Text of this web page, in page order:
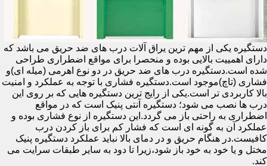
دستگیره یکی از مهم ترین یراق آلات درب های ضد حریق می باشد که
دارای اهمییت بالایی بوده و منحصرا برای مواقع اضطراری طراحی
شده است.دستگیره درب های ضد حریق در دو نوع اهرمی (میله ای)و
فشاری (تاچ)موجود است.دستگیره فشاری با توجه به عملکرد و امنیت
بالا کاربردی تر است.یکی از رایج ترین دستگیره هایی که بر روی این
درب ها نصب می شود؛ دستگیره آنتی پنیک است که در مواقع
اضطراری به راحتی باز می گردد.این دستگیره از نوع فشاری بوده و
عملکرد آن به گونه ای است که فشار کم برای باز کردن درب
کافیست.در هنگام حریق و در دمای بالا نباید عملکرد دستگیره پنیک
مختل و یا خود به خود باز شود،زیرا تا دود به سایر طبقات سرایت می
کند.